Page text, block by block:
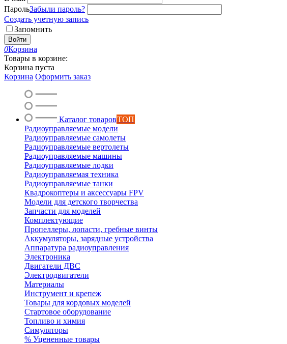
ПарольЗабыли пароль?
Создать учетную запись
Запомнить
Войти
0Корзина
Товары в корзине:
Корзина пуста
Корзина Оформить заказ
Каталог товаровТОП
Радиоуправляемые модели
Радиоуправляемые самолеты
Радиоуправляемые вертолеты
Радиоуправляемые машины
Радиоуправляемые лодки
Радиоуправляемая техника
Радиоуправляемые танки
Квадрокоптеры и аксессуары FPV
Модели для детского творчества
Запчасти для моделей
Комплектующие
Пропеллеры, лопасти, гребные винты
Аккумуляторы, зарядные устройства
Аппаратура радиоуправления
Электроника
Двигатели ДВС
Электродвигатели
Материалы
Инструмент и крепеж
Товары для кордовых моделей
Стартовое оборудование
Топливо и химия
Симуляторы
% Уцененные товары